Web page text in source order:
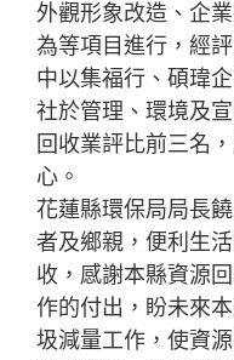
外觀形象改造、企
為等項目進行，經
中以集福行、碩瑋
社於管理、環境及
回收業評比前三名
心。
花蓮縣環保局局長
者及鄉親，便利生
收，感謝本縣資源
作的付出，盼未來
圾減量工作，使資